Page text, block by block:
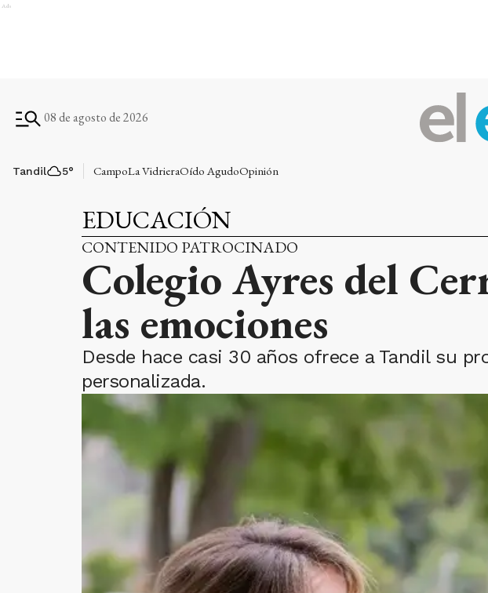
Ads
08 de agosto de 2026
Tandil 5° CampoLa VidrieraOído AgudoOpinión
EDUCACIÓN
CONTENIDO PATROCINADO
Colegio Ayres del
las emociones
Desde hace casi 30 años ofrece a Tandil su
personalizada.